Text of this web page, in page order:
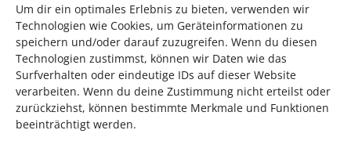
Um dir ein optimales Erlebnis zu bieten, verwenden wir
Technologien wie Cookies, um Geräteinformationen zu
speichern und/oder darauf zuzugreifen. Wenn du diesen
Technologien zustimmst, können wir Daten wie das
Surfverhalten oder eindeutige IDs auf dieser Website
verarbeiten. Wenn du deine Zustimmung nicht erteilst oder
zurückziehst, können bestimmte Merkmale und Funktionen
beeinträchtigt werden.
Auch dieses Jahr findet wieder dasFestival des deutschen
Filmsin Ludwigshafen statt.
Vom 19. August bist zum 9. September